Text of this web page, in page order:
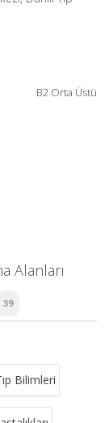
B2 Orta Üstü
Alanları
39
Bilimleri